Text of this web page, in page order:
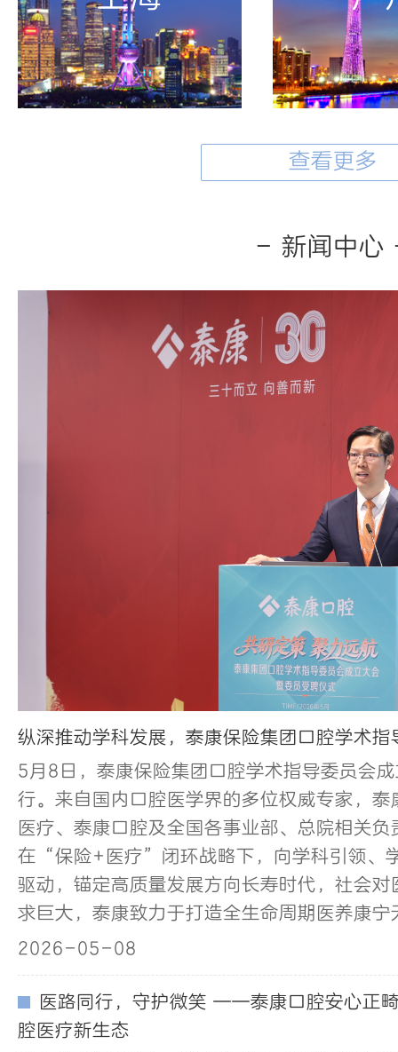
查看更多
- 新闻中
纵深推动学科发展，泰康保险集团口腔学术指
5月8日，泰康保险集团口腔学术指导委员会
行。来自国内口腔医学界的多位权威专家，
医疗、泰康口腔及全国各事业部、总院相关
在“保险+医疗”闭环战略下，向学科引领、
驱动，锚定高质量发展方向长寿时代，社会
求巨大，泰康致力于打造全生命周期医养康
2026-05-08
医路同行，守护微笑 ——泰康口腔安心正
腔医疗新生态